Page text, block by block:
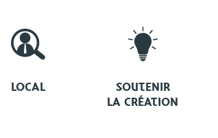
LOCAL
SOUTENIR
LA CRÉATION